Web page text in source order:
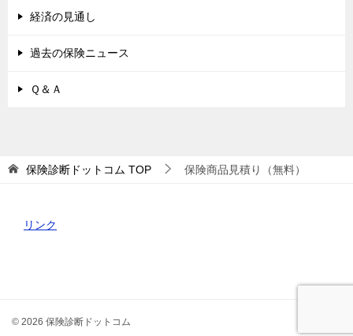
経済の見通し
過去の保険ニュース
Ｑ＆Ａ
保険診断ドットコム TOP 保険商品見積り（無料）
リンク
© 2026 保険診断ドットコム